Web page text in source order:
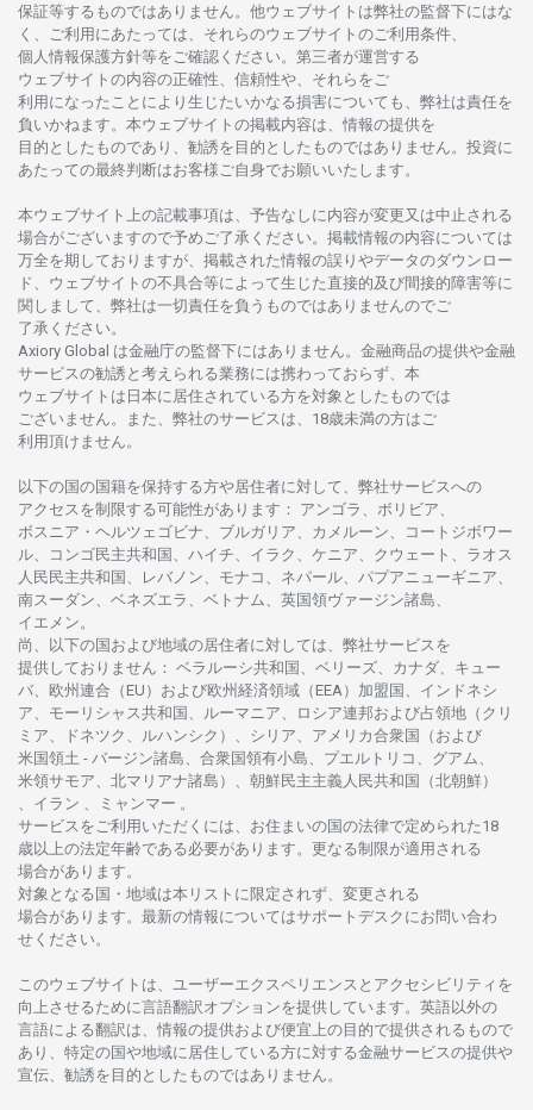
保証等するものではありません。 他ウェブサイトは弊社の監督下にはな
く、 ご利用にあたっては、 それらのウェブサイトのご利用条件、
個人情報保護方針等をご確認ください。 第三者が運営する
ウェブサイトの内容の正確性、信頼性や、それらをご
利用になったことにより 生じたいかなる損害についても、 弊社は責任を
負いかねます。 本ウェブサイトの掲載内容は、 情報の提供を
目的としたものであり、 勧誘を 目的としたものではありません。 投資に
あたっての最終判断はお客様ご自身でお願いいたします。
本ウェブサイト 上の記載事項は、 予告なしに内容が変更又は中止さ れる
場合がございますので予めご了承ください。 掲載情報の内容については
万全を期しておりますが、 掲載さ れた情報の誤りやデータのダウンロー
ド、 ウェブサイトの不具合等によって生じた 直接的及び間接的障害等に
関し まして、 弊社は一切責任を負うものではありませんのでご
了承ください。
Axiory Global は金融庁の監督下にはありません。 金融商品の提供や金融
サービスの勧誘と 考えられる業務には携わっておらず、 本
ウェブサイトは 日本に居住さ れている方を対象としたものでは
ございません。
また、 弊社のサービスは、18歳未満の方はご
利用頂けません。
以下の国の国籍を保持する方や居住者に対して、 弊社サービスへの
アクセスを制限する可能性があります ： アンゴラ、ボリビア、
ボスニア ・ ヘルツェゴビナ、ブルガリア、カメルーン、コートジボワー
ル、
コンゴ民主共和国、ハイチ、イラク、ケニア、クウェート、 ラオス
人民民主共和国、レバノン、モナコ、ネパール、パプアニューギニア、
南スーダン、ベネズエラ、ベトナム、 英国領ヴァージン諸島、
イエメン。
尚、
以下の国および地域の居住者に対しては、 弊社サービスを
提供しておりません ： ベラルーシ共和国、ベリーズ、カナダ、キュー
バ、 欧州連合 （EU） および欧州経済領域 （EEA）加盟国、インドネシ
ア、 モーリシャス共和国、ルーマニア、 ロシア連邦および占領地 （クリ
ミア、ドネツク、ルハンシク）、シリア、 アメリカ合衆国
（および
米国領土 - バージン諸島、合衆国領有小島、プエルトリコ、グアム、
米領サモア、 北マリアナ諸島）、 朝鮮民主主義人民共和国
（北朝鮮）
、イラン 、ミャンマー 。
サービスをご利用いただくには、お住まいの国の法律で定められた 18
歳以上の法定年齢である必要があります。 更なる制限が適用さ れる
場合があります。
対象となる 国 ・ 地域は本 リストに限定さ れず、 変更さ れる
場合があります。 最新の情報についてはサポートデスクにお 問い合わ
せくださ い。
このウェブサイトは、 ユーザーエクスペリエンスと アクセシビリティを
向上さ せるために言語翻訳オプションを提供しています。 英語以外の
言語による翻訳は、 情報の提供および便宜上の 目的で提供さ れるもので
あり、 特定の国や地域に居住している方に対する金融サービスの提供や
宣伝、 勧誘を 目的としたものではありません。